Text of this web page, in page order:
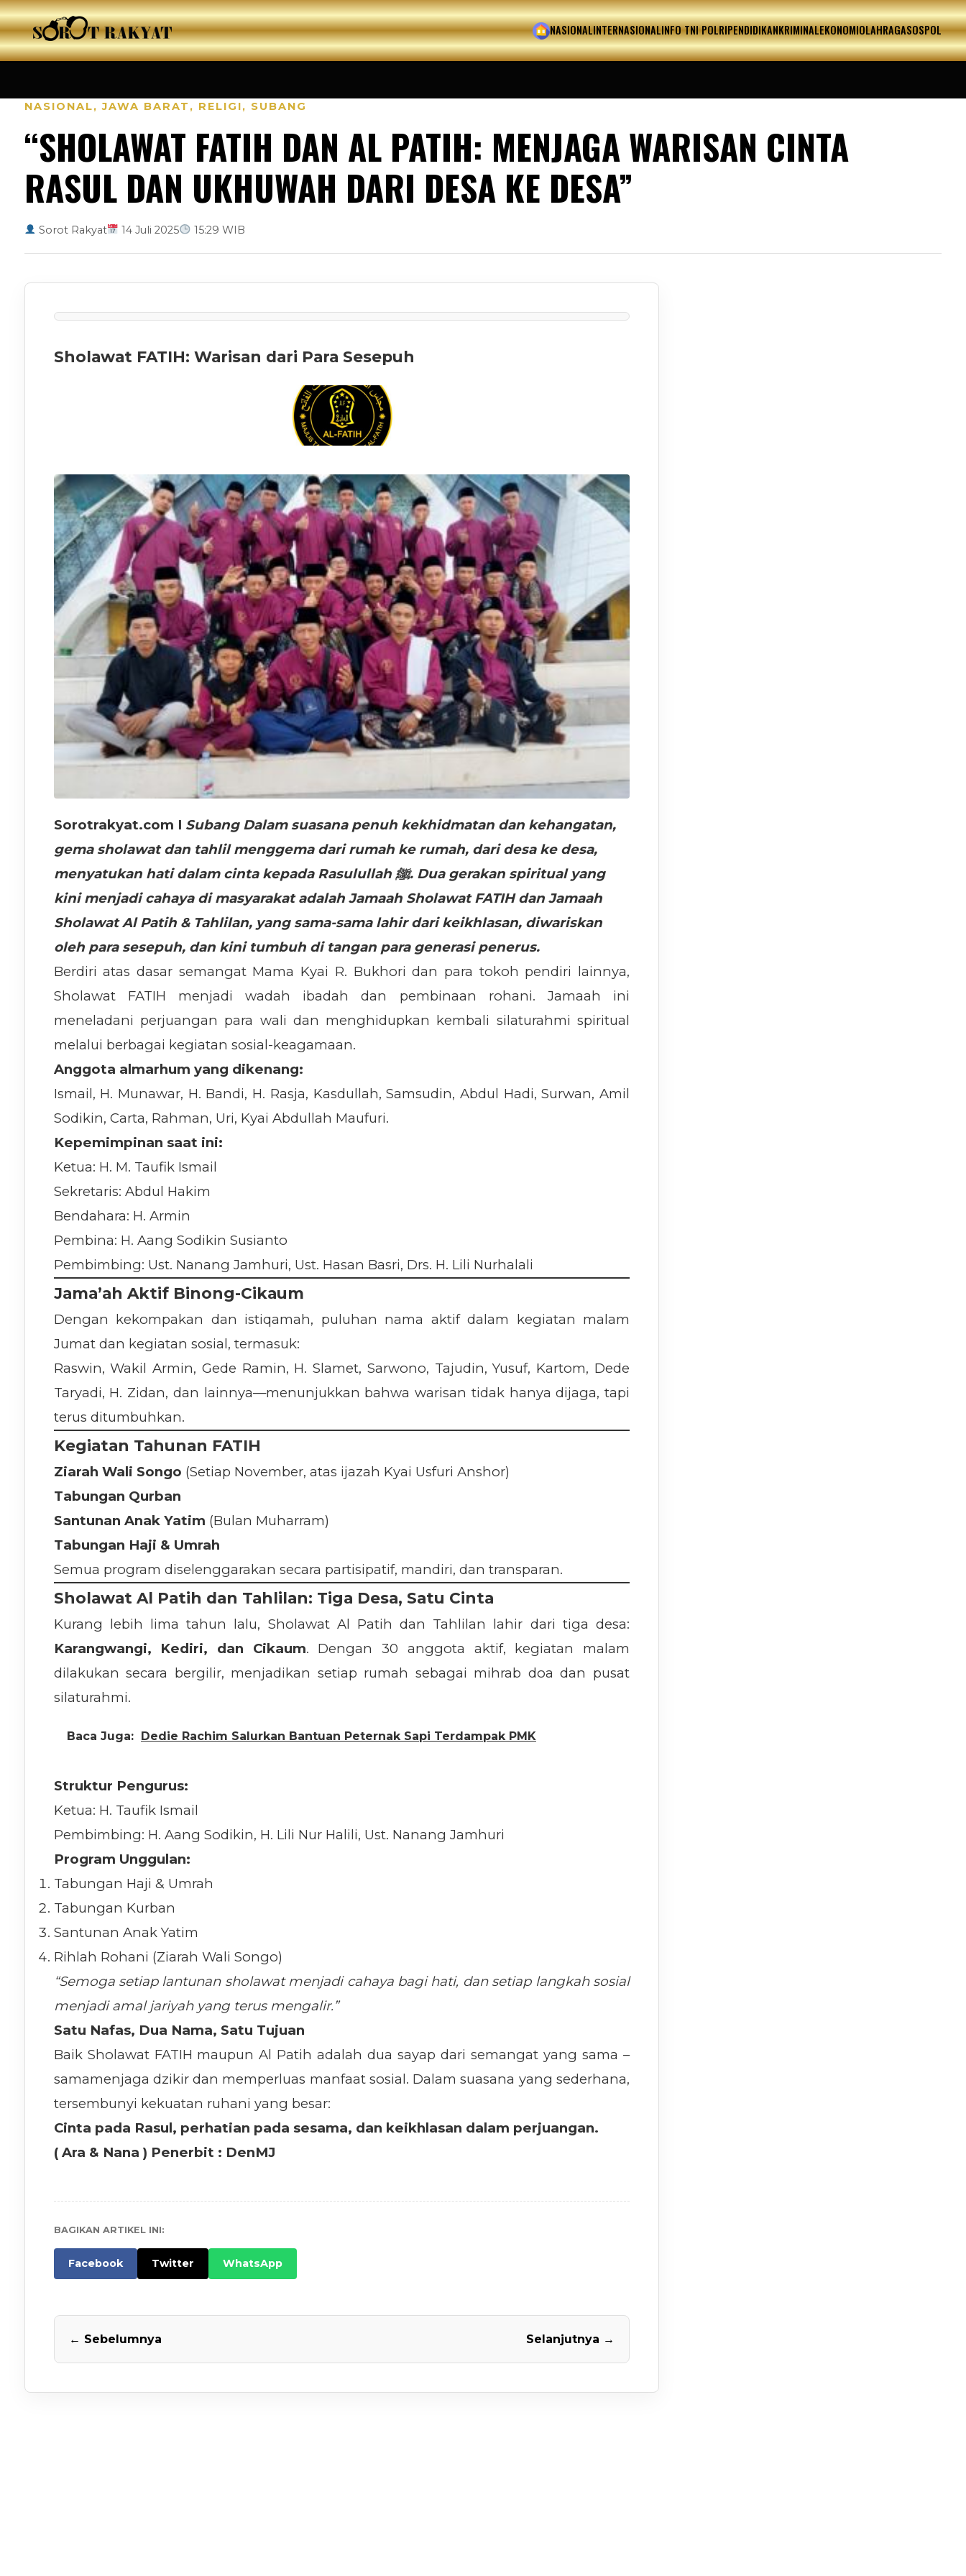
HOME
NASIONALINTERNASIONALINFO TNI POLRIPENDIDIKANKRIMINALEKONOMIOLAHRAGASOSPOL
NASIONAL,JAWA BARAT , RELIGI, SUBANG
“SHOLAWAT FATIH DAN AL PATIH: MENJAGA WARISAN CINTA
RASUL DAN UKHUWAH DARI DESA KE DESA”
Sorot Rakyat 14 Juli 2025 15:29 WIB
Sholawat FATIH: Warisan dari Para Sesepuh
Sorotrakyat.com I Subang Dalam suasana penuh kekhidmatan dan kehangatan,
gema sholawat dan tahlil menggema dari rumah ke rumah, dari desa ke desa,
menyatukan hati dalam cinta kepada Rasulullah ﷺ. Dua gerakan spiritual yang
kini menjadi cahaya di masyarakat adalah Jamaah Sholawat FATIH dan Jamaah
Sholawat Al Patih & Tahlilan, yang sama-sama lahir dari keikhlasan, diwariskan
oleh para sesepuh, dan kini tumbuh di tangan para generasi penerus.
Berdiri atas dasar semangat Mama Kyai R. Bukhori dan para tokoh pendiri lainnya,
Sholawat FATIH menjadi wadah ibadah dan pembinaan rohani. Jamaah ini
meneladani perjuangan para wali dan menghidupkan kembali silaturahmi spiritual
melalui berbagai kegiatan sosial-keagamaan.
Anggota almarhum yang dikenang:
Ismail, H. Munawar, H. Bandi, H. Rasja, Kasdullah, Samsudin, Abdul Hadi, Surwan, Amil
Sodikin, Carta, Rahman, Uri, Kyai Abdullah Maufuri.
Kepemimpinan saat ini:
Ketua: H. M. Taufik Ismail
Sekretaris: Abdul Hakim
Bendahara: H. Armin
Pembina: H. Aang Sodikin Susianto
Pembimbing: Ust. Nanang Jamhuri, Ust. Hasan Basri, Drs. H. Lili Nurhalali
Jama’ah Aktif Binong-Cikaum
Dengan kekompakan dan istiqamah, puluhan nama aktif dalam kegiatan malam
Jumat dan kegiatan sosial, termasuk:
Raswin, Wakil Armin, Gede Ramin, H. Slamet, Sarwono, Tajudin, Yusuf, Kartom, Dede
Taryadi, H. Zidan, dan lainnya—menunjukkan bahwa warisan tidak hanya dijaga, tapi
terus ditumbuhkan.
Kegiatan Tahunan FATIH
Ziarah Wali Songo (Setiap November, atas ijazah Kyai Usfuri Anshor)
Tabungan Qurban
Santunan Anak Yatim (Bulan Muharram)
Tabungan Haji & Umrah
Semua program diselenggarakan secara partisipatif, mandiri, dan transparan.
Sholawat Al Patih dan Tahlilan: Tiga Desa, Satu Cinta
Kurang lebih lima tahun lalu, Sholawat Al Patih dan Tahlilan lahir dari tiga desa:
Karangwangi, Kediri, dan Cikaum. Dengan 30 anggota aktif, kegiatan malam
dilakukan secara bergilir, menjadikan setiap rumah sebagai mihrab doa dan pusat
silaturahmi.
Baca Juga: Dedie Rachim Salurkan Bantuan Peternak Sapi Terdampak PMK
Struktur Pengurus:
Ketua: H. Taufik Ismail
Pembimbing: H. Aang Sodikin, H. Lili Nur Halili, Ust. Nanang Jamhuri
Program Unggulan:
Tabungan Haji & Umrah
Tabungan Kurban
Santunan Anak Yatim
Rihlah Rohani (Ziarah Wali Songo)
“Semoga setiap lantunan sholawat menjadi cahaya bagi hati, dan setiap langkah sosial
menjadi amal jariyah yang terus mengalir.”
Satu Nafas, Dua Nama, Satu Tujuan
Baik Sholawat FATIH maupun Al Patih adalah dua sayap dari semangat yang sama –
samamenjaga dzikir dan memperluas manfaat sosial. Dalam suasana yang sederhana,
tersembunyi kekuatan ruhani yang besar:
Cinta pada Rasul, perhatian pada sesama, dan keikhlasan dalam perjuangan.
( Ara & Nana ) Penerbit : DenMJ
BAGIKAN ARTIKEL INI:
Facebook Twitter WhatsApp
← Sebelumnya Selanjutnya →